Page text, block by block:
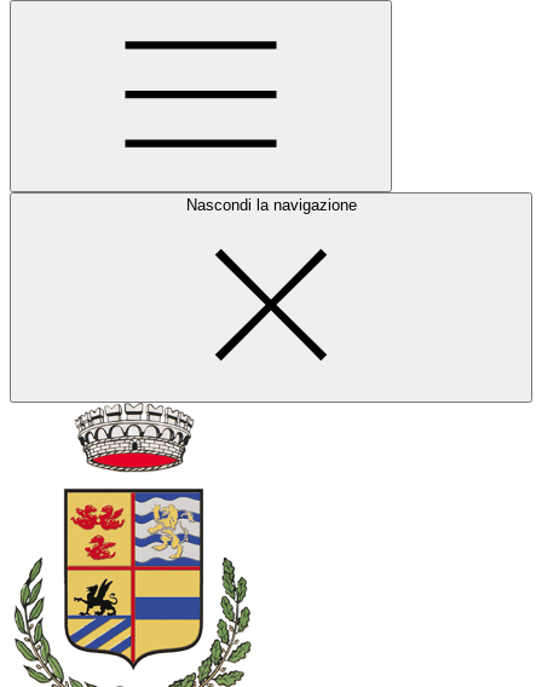
Nascondi la navigazione